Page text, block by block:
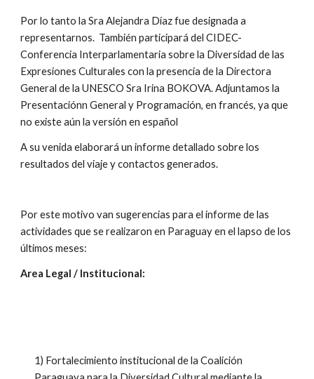
Por lo tanto la Sra Alejandra Díaz fue designada a
representarnos.  También participará del CIDEC-
Conferencia Interparlamentaria sobre la Diversidad de las
Expresiones Culturales con la presencia de la Directora
General de la UNESCO Sra Irina BOKOVA. Adjuntamos la
Presentaciónn General y Programación, en francés, ya que
no existe aún la versión en español
A su venida elaborará un informe detallado sobre los
resultados del viaje y contactos generados.
Por este motivo van sugerencias para el informe de las
actividades que se realizaron en Paraguay en el lapso de los
últimos meses:
Area Legal / Institucional:
1) Fortalecimiento institucional de la Coalición